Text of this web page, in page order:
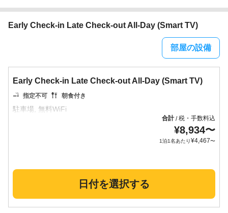
Early Check-in Late Check-out All-Day (Smart TV)
部屋の設備
Early Check-in Late Check-out All-Day (Smart TV)
指定不可 朝食付き
合計/税・手数料込
¥8,934〜
1泊1名あたり¥4,467〜
日付を選択する